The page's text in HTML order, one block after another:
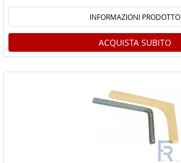
INFORMAZIONI PRODOTTO
ACQUISTA SUBITO